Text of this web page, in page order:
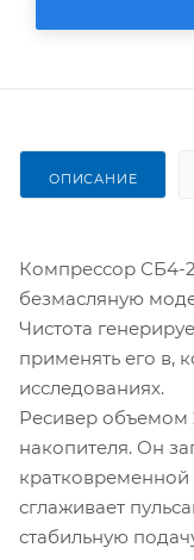
ОПИСАНИЕ
Компрессор СБ4-
безмасляную
Чистота
применять его в,
исследованиях.
Ресивер объемом
накопителя. Он
кратковременной
сглаживает
стабильную